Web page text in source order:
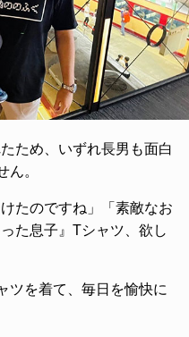
ため、いずれ長男も面白
ん。
たのですね」「素敵なお
た息子』Tシャツ、欲し
ツを着て、毎日を愉快に